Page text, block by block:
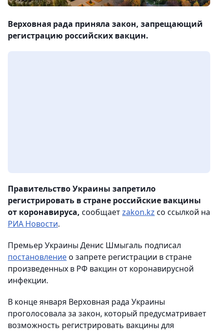
Верховная рада приняла закон, запрещающий
регистрацию российских вакцин.
Правительство Украины запретило
регистрировать в стране российские вакцины
от коронавируса, сообщаетzakon.kz со ссылкой на
РИА Новости.
Премьер Украины Денис Шмыгаль подписал
постановлениео запрете регистрации в стране
произведенных в РФ вакцин от коронавирусной
инфекции.
В конце января Верховная рада Украины
проголосовала за закон, который предусматривает
возможность регистрировать вакцины для